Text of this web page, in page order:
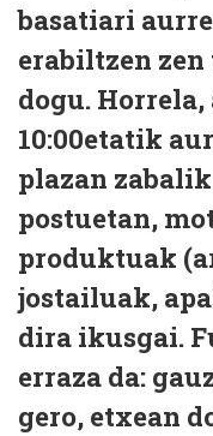
basatiari
erabiltzen
dogu.
10:00etatik
plazan
postuetan,
produktuak
jostailuak,
dira ikusgai.
erraza da:
gero, etxean